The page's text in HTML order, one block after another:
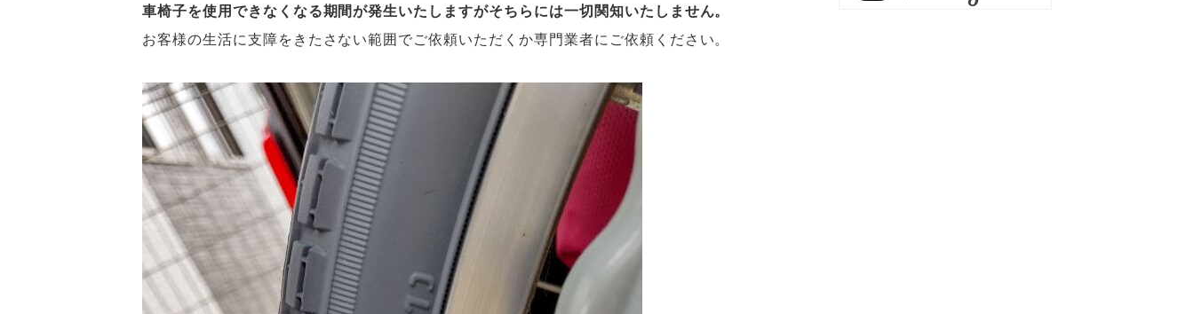
車椅子を使用できなくなる期間が発生いたしますがそちらには一切関知いたしません。
お客様の生活に支障をきたさない範囲でご依頼いただくか専門業者にご依頼ください。